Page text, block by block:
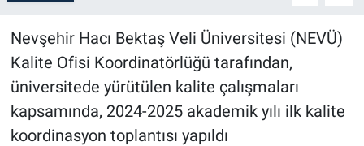
Nevşehir Hacı Bektaş Veli Üniversitesi (NEVÜ)
Kalite Ofisi Koordinatörlüğü tarafından,
üniversitede yürütülen kalite çalışmaları
kapsamında, 2024-2025 akademik yılı ilk kalite
koordinasyon toplantısı yapıldı
Röportaj
Niğde